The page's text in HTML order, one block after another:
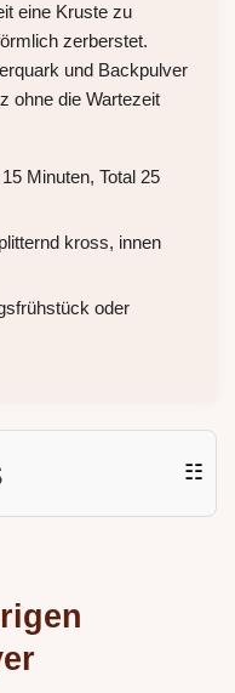
eine Kruste zu
zerberstet.
und Backpulver
ohne die Wartezeit
Minuten, Total 25
kross, innen
oder
☷